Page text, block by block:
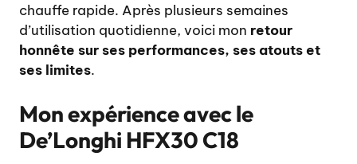
chauffe rapide. Après plusieurs semaines
d’utilisation quotidienne, voici mon retour
honnête sur ses performances, ses atouts et
ses limites.
Mon expérience avec le
De’Longhi HFX30 C18